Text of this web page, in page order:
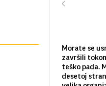
Morate se
završili
teško pada.
desetoj